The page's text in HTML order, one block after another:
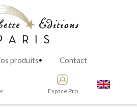
produits Contact
Espace Pro